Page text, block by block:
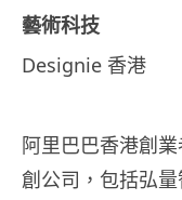
藝術科技
Designie 香港
阿里巴巴香港創
創公司，包括弘